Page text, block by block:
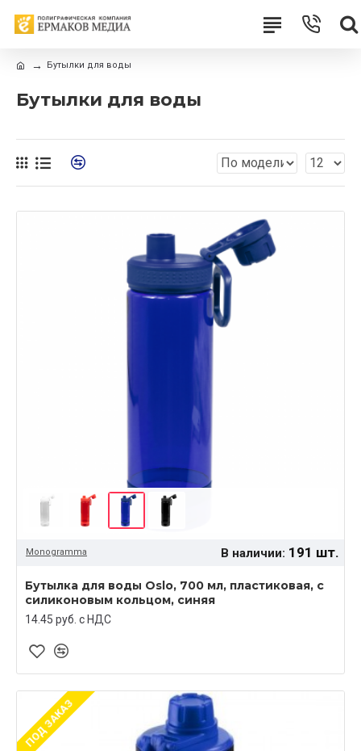
Бутылки для воды
Бутылки для воды
Monogramma В наличии: 191 шт.
Бутылка для воды Oslo, 700 мл, пластиковая, с
силиконовым кольцом, синяя
14.45 руб. c НДС
ПОД ЗАКАЗ